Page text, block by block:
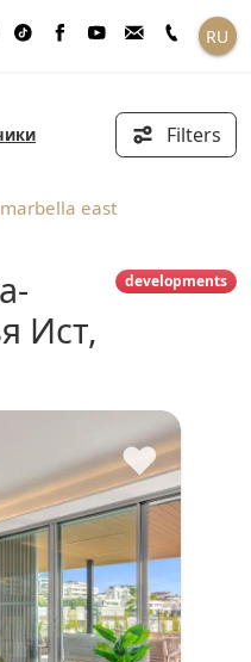
RU
Filters
marbella east
developments
Ист,
♥